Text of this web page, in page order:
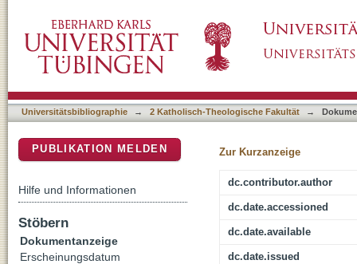
Universitätsbibliographie → 2 Katholisch-Theologische Fakultät →
Zur Kurzanzeige
dc.contributor.author
dc.date.accessioned
dc.date.available
dc.date.issued
PUBLIKATION MELDEN
Hilfe und Informationen
Stöbern
Dokumentanzeige
Erscheinungsdatum